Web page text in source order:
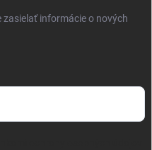
zasielať informácie o nových